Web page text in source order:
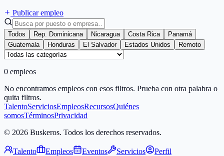
Publicar empleo
Todos Rep. Dominicana Nicaragua Costa Rica
Panamá
Guatemala
Honduras El Salvador Estados Unidos Remoto
0 empleos
No encontramos empleos con esos filtros. Prueba con otra palabra o
quita filtros.
TalentoServiciosEmpleosRecursosQuiénes
somosTérminosPrivacidad
© 2026 Buskeros. Todos los derechos reservados.
Talento Empleos Eventos Servicios Perfil